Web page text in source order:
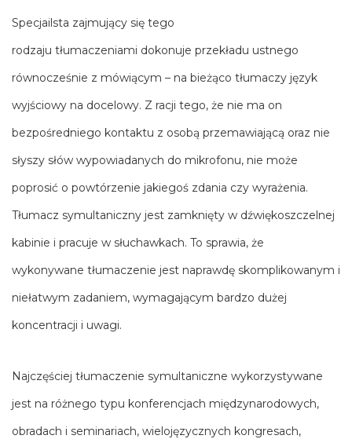
Specjailsta zajmujący się tego
rodzaju tłumaczeniami dokonuje przekładu ustnego
równocześnie z mówiącym – na bieżąco tłumaczy język
wyjściowy na docelowy. Z racji tego, że nie ma on
bezpośredniego kontaktu z osobą przemawiającą oraz nie
słyszy słów wypowiadanych do mikrofonu, nie może
poprosić o powtórzenie jakiegoś zdania czy wyrażenia.
Tłumacz symultaniczny jest zamknięty w dźwiękoszczelnej
kabinie i pracuje w słuchawkach. To sprawia, że
wykonywane tłumaczenie jest naprawdę skomplikowanym i
niełatwym zadaniem, wymagającym bardzo dużej
koncentracji i uwagi.
Najczęściej tłumaczenie symultaniczne wykorzystywane
jest na różnego typu konferencjach międzynarodowych,
obradach i seminariach, wielojęzycznych kongresach,